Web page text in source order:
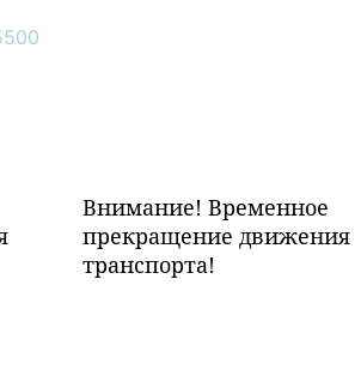
Внимание! Временное
прекращение движения
транспорта!